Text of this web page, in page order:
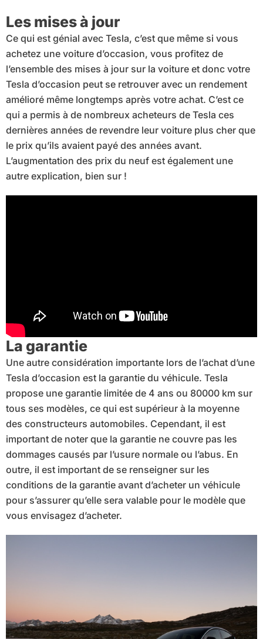
Les mises à jour
Ce qui est génial avec Tesla, c’est que même si vous
achetez une voiture d’occasion, vous profitez de
l’ensemble des mises à jour sur la voiture et donc votre
Tesla d’occasion peut se retrouver avec un rendement
amélioré même longtemps après votre achat. C’est ce
qui a permis à de nombreux acheteurs de Tesla ces
dernières années de revendre leur voiture plus cher que
le prix qu’ils avaient payé des années avant.
L’augmentation des prix du neuf est également une
autre explication, bien sur !
La garantie
Une autre considération importante lors de l’achat d’une
Tesla d’occasion est la garantie du véhicule. Tesla
propose une garantie limitée de 4 ans ou 80000 km sur
tous ses modèles, ce qui est supérieur à la moyenne
des constructeurs automobiles. Cependant, il est
important de noter que la garantie ne couvre pas les
dommages causés par l’usure normale ou l’abus. En
outre, il est important de se renseigner sur les
conditions de la garantie avant d’acheter un véhicule
pour s’assurer qu’elle sera valable pour le modèle que
vous envisagez d’acheter.